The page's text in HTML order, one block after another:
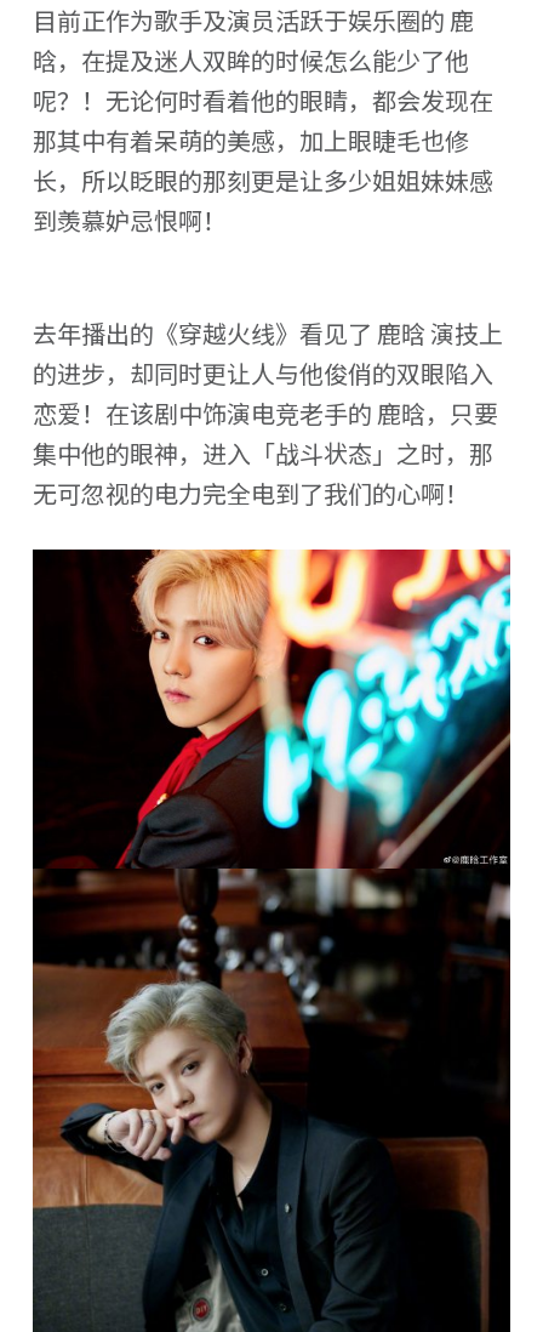
目前正作为歌手及演员活跃于娱乐圈的 鹿
晗，在提及迷人双眸的时候怎么能少了他
呢？！无论何时看着他的眼睛，都会发现在
那其中有着呆萌的美感，加上眼睫毛也修
长，所以眨眼的那刻更是让多少姐姐妹妹感
到羡慕妒忌恨啊！
去年播出的《穿越火线》看见了 鹿晗 演技上
的进步，却同时更让人与他俊俏的双眼陷入
恋爱！在该剧中饰演电竞老手的 鹿晗，只要
集中他的眼神，进入「战斗状态」之时，那
无可忽视的电力完全电到了我们的心啊！